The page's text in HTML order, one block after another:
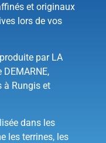
et originaux
lors de vos
par LA
à Rungis et
dans les
les terrines, les